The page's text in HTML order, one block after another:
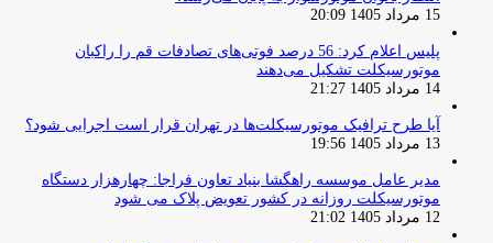
15 مرداد 1405 20:09
پلیس اعلام کرد: 56 درصد فوتی‌های تصادفات قم را راکبان
موتورسیکلت تشکیل می‌دهند
14 مرداد 1405 21:27
آیا طرح ترافیک موتورسیکلت‌ها در تهران قرار است اجرایی شود؟
13 مرداد 1405 19:56
مدیر عامل موسسه راهگشا بنیاد تعاون فراجا: چهارهزار دستگاه
موتورسیکلت روزانه در کشور تعویض پلاک می شود
12 مرداد 1405 21:02